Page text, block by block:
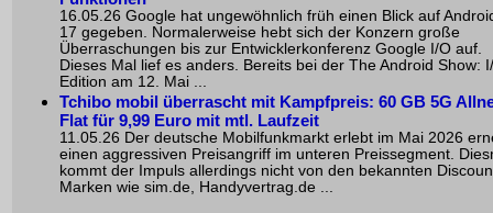
16.05.26 Google hat ungewöhnlich früh einen Blick auf
17 gegeben. Normalerweise hebt sich der Konzern große
Überraschungen bis zur Entwicklerkonferenz Google I/O auf.
Dieses Mal lief es anders. Bereits bei der The Android Show:
Edition am 12. Mai ...
Tchibo mobil überrascht mit Kampfpreis: 60 GB 5G
Flat für 9,99 Euro mit mtl. Laufzeit
11.05.26 Der deutsche Mobilfunkmarkt erlebt im Mai 2026
einen aggressiven Preisangriff im unteren Preissegment.
kommt der Impuls allerdings nicht von den bekannten
Marken wie sim.de, Handyvertrag.de ...